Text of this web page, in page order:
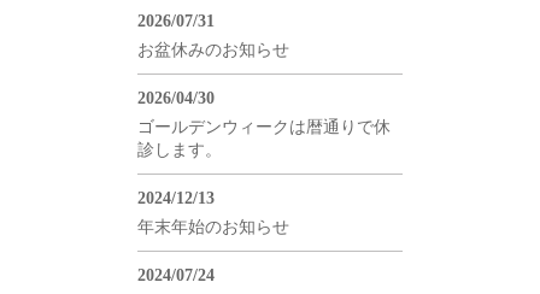
2026/07/31
お盆休みのお知らせ
2026/04/30
ゴールデンウィークは暦通りで休
診します。
2024/12/13
年末年始のお知らせ
2024/07/24